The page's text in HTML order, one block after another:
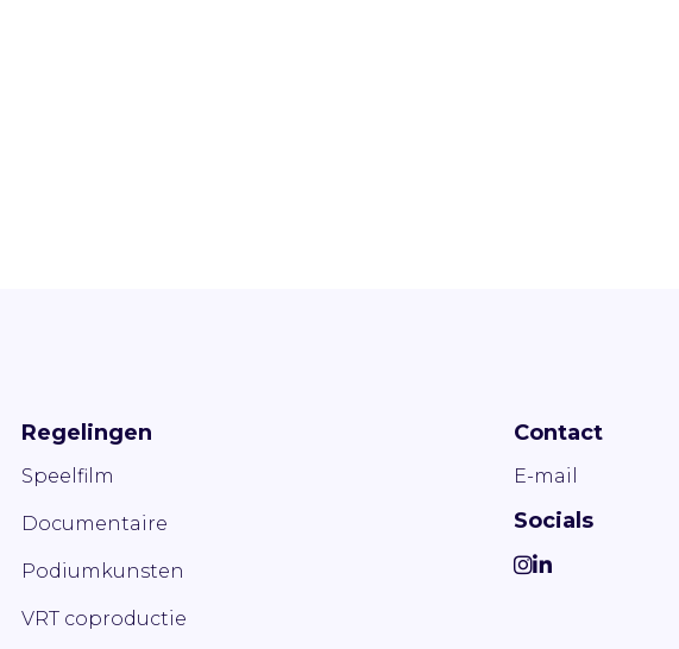
Regelingen
Speelfilm
Documentaire
Podiumkunsten
VRT coproductie
Contact
E-mail
Socials